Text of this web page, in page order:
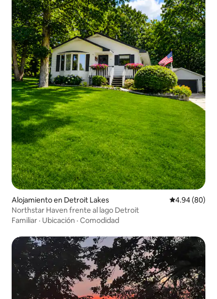
Alojamiento en Detroit Lakes Calificación
4.94 (80)
Northstar Haven frente al lago Detroit
Familiar · Ubicación · Comodidad